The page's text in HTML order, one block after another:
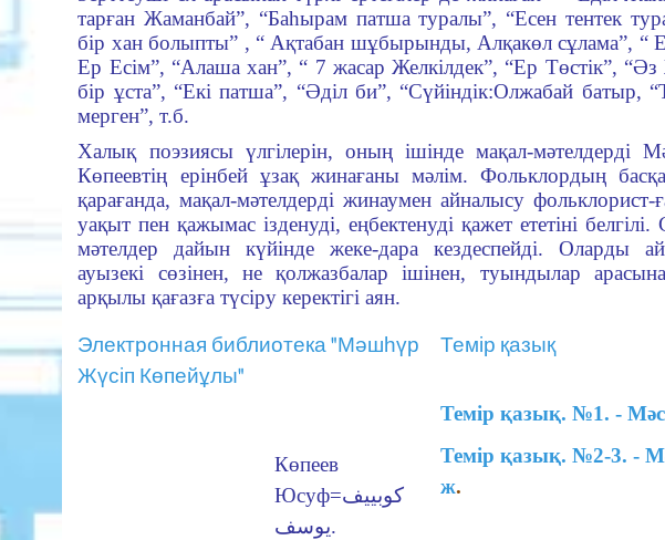
тар­ған Жаманбай”, “Баһырам патша ту­ралы”, “Есен тентек
бір хан болыпты” , “ Ақтабан шұбырын­ды, Ал­қакөл сұлама”, “
Ер Есім”, “Ала­ша хан”, “ 7 жасар Жел­кілдек”, “Ер Төс­тік”,
бір ұста”, “Екі пат­ша”, “Әділ би”, “Сүйіндік:Олжабай батыр,
мерген”, т.б.
Халық поэзиясы үлгілерін, оның ішінде мақал-мәтелдерді
Көпеевтің ерінбей ұзақ жинағаны мәлім. Фольклордың
қара­ғанда, мақал-мәтел­дер­ді жинаумен ай­налысу фольклорист-
уақыт пен қажымас ізденуді, еңбектенуді қажет ететіні белгілі.
мәтелдер дайын күйінде жеке-дара кез­деспейді. Оларды
ауызекі сөзінен, не қолжазбалар ішінен, туындылар
арқылы қағазға түсіру керектігі аян.
Электронная библиотека "Мәшһүр
Жүсіп Көпейұлы"
Көпеев
Юсуф=كوبييف
يوسف.
Темір қазық
Темір қазық. №1. -
Темір қазық. №2-3. -
ж.